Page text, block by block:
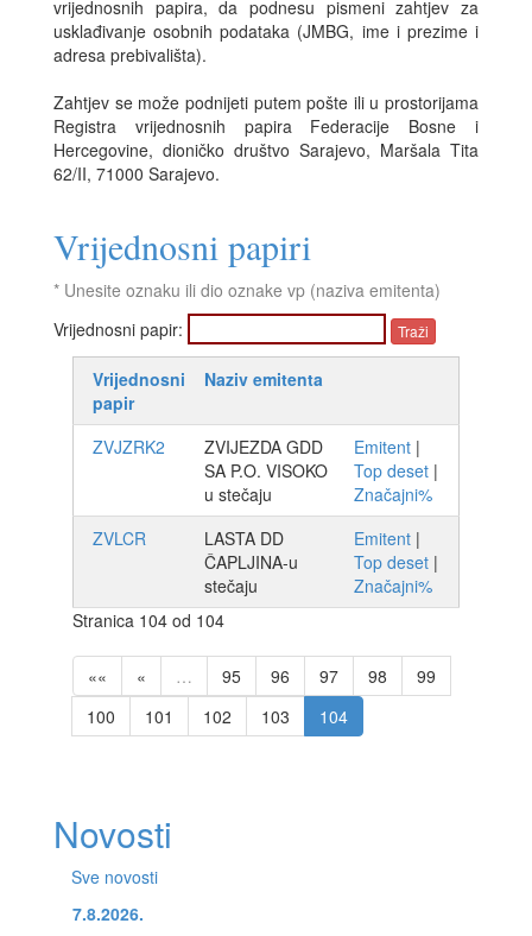
vrijednosnih papira, da podnesu pismeni zahtjev za
usklađivanje osobnih podataka (JMBG, ime i prezime i
adresa prebivališta).
Zahtjev se može podnijeti putem pošte ili u prostorijama
Registra vrijednosnih papira Federacije Bosne i
Hercegovine, dioničko društvo Sarajevo, Maršala Tita
62/II, 71000 Sarajevo.
Vrijednosni papiri
* Unesite oznaku ili dio oznake vp (naziva emitenta)
Vrijednosni papir:
Vrijednosni
papir
Naziv emitenta
ZVJZRK2
ZVIJEZDA GDD
SA P.O. VISOKO
u stečaju
Emitent |
Top deset |
Značajni%
ZVLCR
LASTA DD
ČAPLJINA-u
stečaju
Emitent |
Top deset |
Značajni%
Stranica 104 od 104
«« « … 95 96 97 98
99
100
101 102 103 104
Novosti
Sve novosti
7.8.2026.